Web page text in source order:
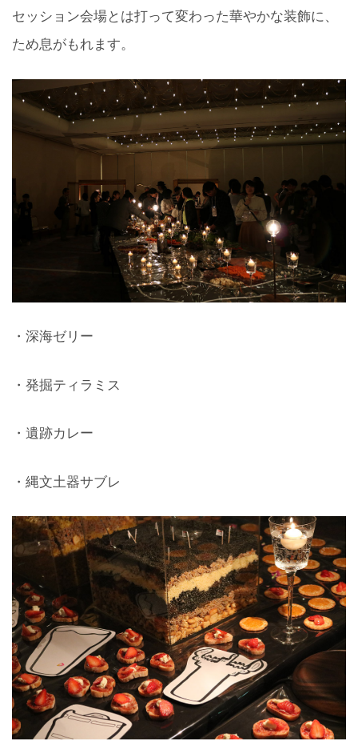
セッション会場とは打って変わった華やかな装飾に、
ため息がもれます。
・深海ゼリー
・発掘ティラミス
・遺跡カレー
・縄文土器サブレ